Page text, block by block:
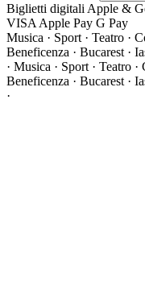
Biglietti digitali Apple &
VISA Apple Pay G Pay
Musica · Sport · Teatro ·
Beneficenza · Bucarest ·
· Musica · Sport · Teatro ·
Beneficenza · Bucarest ·
·